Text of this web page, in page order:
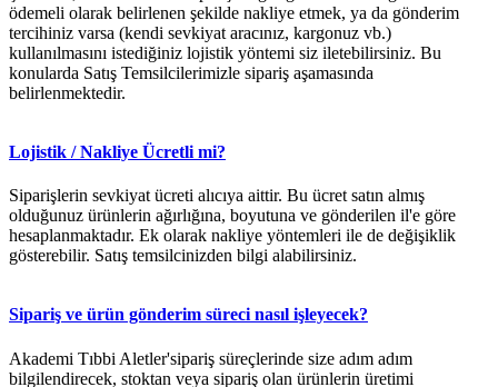
ödemeli olarak belirlenen şekilde nakliye etmek, ya da gönderim
tercihiniz varsa (kendi sevkiyat aracınız, kargonuz vb.)
kullanılmasını istediğiniz lojistik yöntemi siz iletebilirsiniz. Bu
konularda Satış Temsilcilerimizle sipariş aşamasında
belirlenmektedir.
Lojistik / Nakliye Ücretli mi?
Siparişlerin sevkiyat ücreti alıcıya aittir. Bu ücret satın almış
olduğunuz ürünlerin ağırlığına, boyutuna ve gönderilen il'e göre
hesaplanmaktadır. Ek olarak nakliye yöntemleri ile de değişiklik
gösterebilir. Satış temsilcinizden bilgi alabilirsiniz.
Sipariş ve ürün gönderim süreci nasıl işleyecek?
Akademi Tıbbi Aletler'sipariş süreçlerinde size adım adım
bilgilendirecek, stoktan veya sipariş olan ürünlerin üretimi